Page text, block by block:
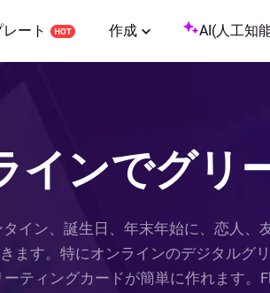
ート 作成 AI(人工知
インでグリ
イン、誕生日、年末年始に、恋人
ます。特にオンラインのデジタルグ
ティングカードが簡単に作れます